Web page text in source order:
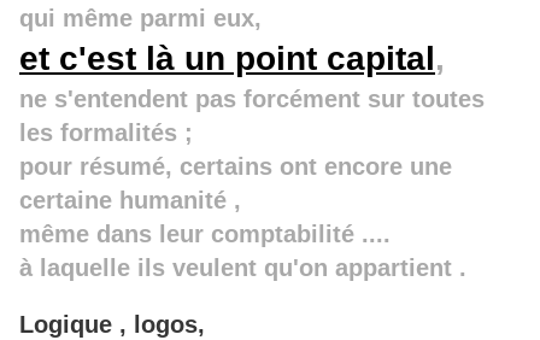
qui même parmi eux,
et c'est là un point capital,
ne s'entendent pas forcément sur toutes
les formalités ;
pour résumé, certains ont encore une
certaine humanité ,
même dans leur comptabilité ....
à laquelle ils veulent qu'on appartient .
Logique , logos,